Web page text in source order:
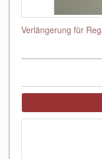
Verlängerung für